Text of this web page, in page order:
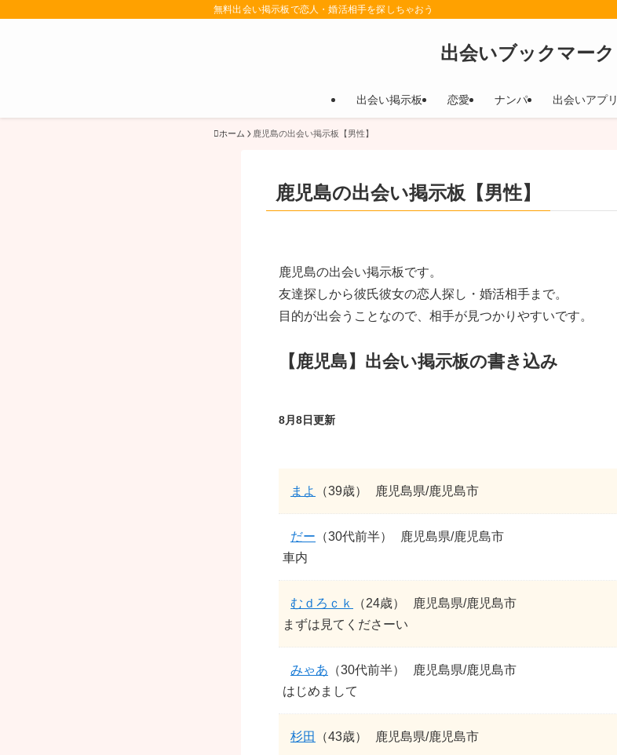
無料出会い掲示板で恋人・婚活相手を探しちゃおう
出会いブックマーク
出会い掲示板 恋愛 ナンパ 出会いアプリ
ホーム 鹿児島の出会い掲示板【男性】
鹿児島の出会い掲示板【男性】
鹿児島の出会い掲示板です。
友達探しから彼氏彼女の恋人探し・婚活相手まで。
目的が出会うことなので、相手が見つかりやすいです。
【鹿児島】出会い掲示板の書き込み
8月8日更新
まよ （39歳） 鹿児島県/鹿児島市
だー （30代前半）
鹿児島県/鹿児島市
車内
むｄろｃｋ （24歳）
鹿児島県/鹿児島市
まずは見てくださーい
みゃあ （30代前半）
鹿児島県/鹿児島市
はじめまして
杉田 （43歳） 鹿児島県/鹿児島市